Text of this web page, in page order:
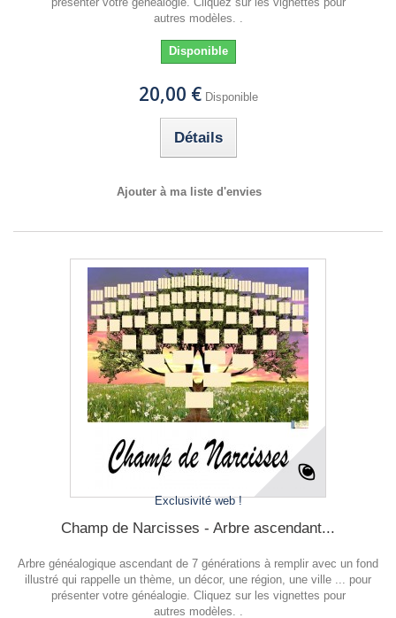
autres modèles. .
Disponible
20,00 € Disponible
Détails
Ajouter à ma liste d'envies
Exclusivité web !
Champ de Narcisses - Arbre ascendant...
Arbre généalogique ascendant de 7 générations à remplir avec un fond
illustré qui rappelle un thème, un décor, une région, une ville ... pour
présenter votre généalogie. Cliquez sur les vignettes pour
autres modèles. .